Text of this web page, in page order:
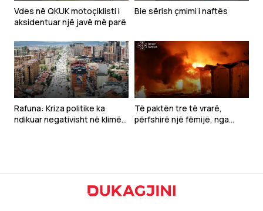
Vdes në QKUK motoçiklisti i
aksidentuar një javë më parë
Bie sërish çmimi i naftës
Rafuna: Kriza politike ka
ndikuar negativisht në klimën
Të paktën tre të vrarë,
përfshirë një fëmijë, nga